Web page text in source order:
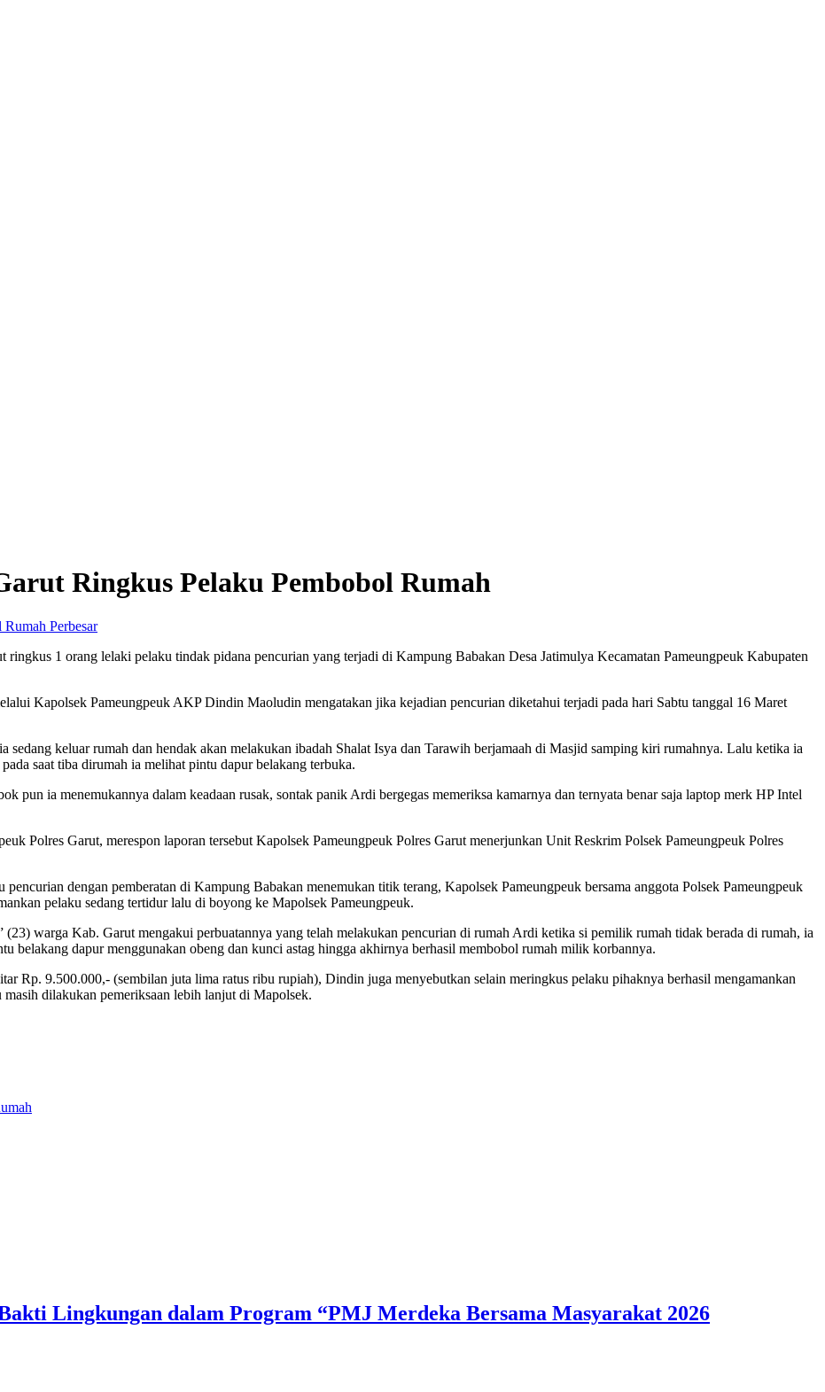
Ringkus Pelaku Pembobol Rumah
Perbesar
ringkus 1 orang lelaki pelaku tindak pidana pencurian yang terjadi di Kampung Babakan Desa Jatimulya Kecamatan Pameungpeuk Kabupaten
Kapolsek Pameungpeuk AKP Dindin Maoludin mengatakan jika kejadian pencurian diketahui terjadi pada hari Sabtu tanggal 16 Maret
keluar rumah dan hendak akan melakukan ibadah Shalat Isya dan Tarawih berjamaah di Masjid samping kiri rumahnya. Lalu ketika ia
saat tiba dirumah ia melihat pintu dapur belakang terbuka.
pun ia menemukannya dalam keadaan rusak, sontak panik Ardi bergegas memeriksa kamarnya dan ternyata benar saja laptop merk HP Intel
Polres Garut, merespon laporan tersebut Kapolsek Pameungpeuk Polres Garut menerjunkan Unit Reskrim Polsek Pameungpeuk Polres
dengan pemberatan di Kampung Babakan menemukan titik terang, Kapolsek Pameungpeuk bersama anggota Polsek Pameungpeuk
pelaku sedang tertidur lalu di boyong ke Mapolsek Pameungpeuk.
warga Kab. Garut mengakui perbuatannya yang telah melakukan pencurian di rumah Ardi ketika si pemilik rumah tidak berada di rumah, ia
belakang dapur menggunakan obeng dan kunci astag hingga akhirnya berhasil membobol rumah milik korbannya.
Rp. 9.500.000,- (sembilan juta lima ratus ribu rupiah), Dindin juga menyebutkan selain meringkus pelaku pihaknya berhasil mengamankan
dilakukan pemeriksaan lebih lanjut di Mapolsek.
Lingkungan dalam Program “PMJ Merdeka Bersama Masyarakat 2026